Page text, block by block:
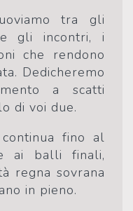
tra gli
gli incontri, i
che rendono
Dedicheremo
a scatti
di voi due.
fino al
ai balli finali,
regna sovrana
in pieno.